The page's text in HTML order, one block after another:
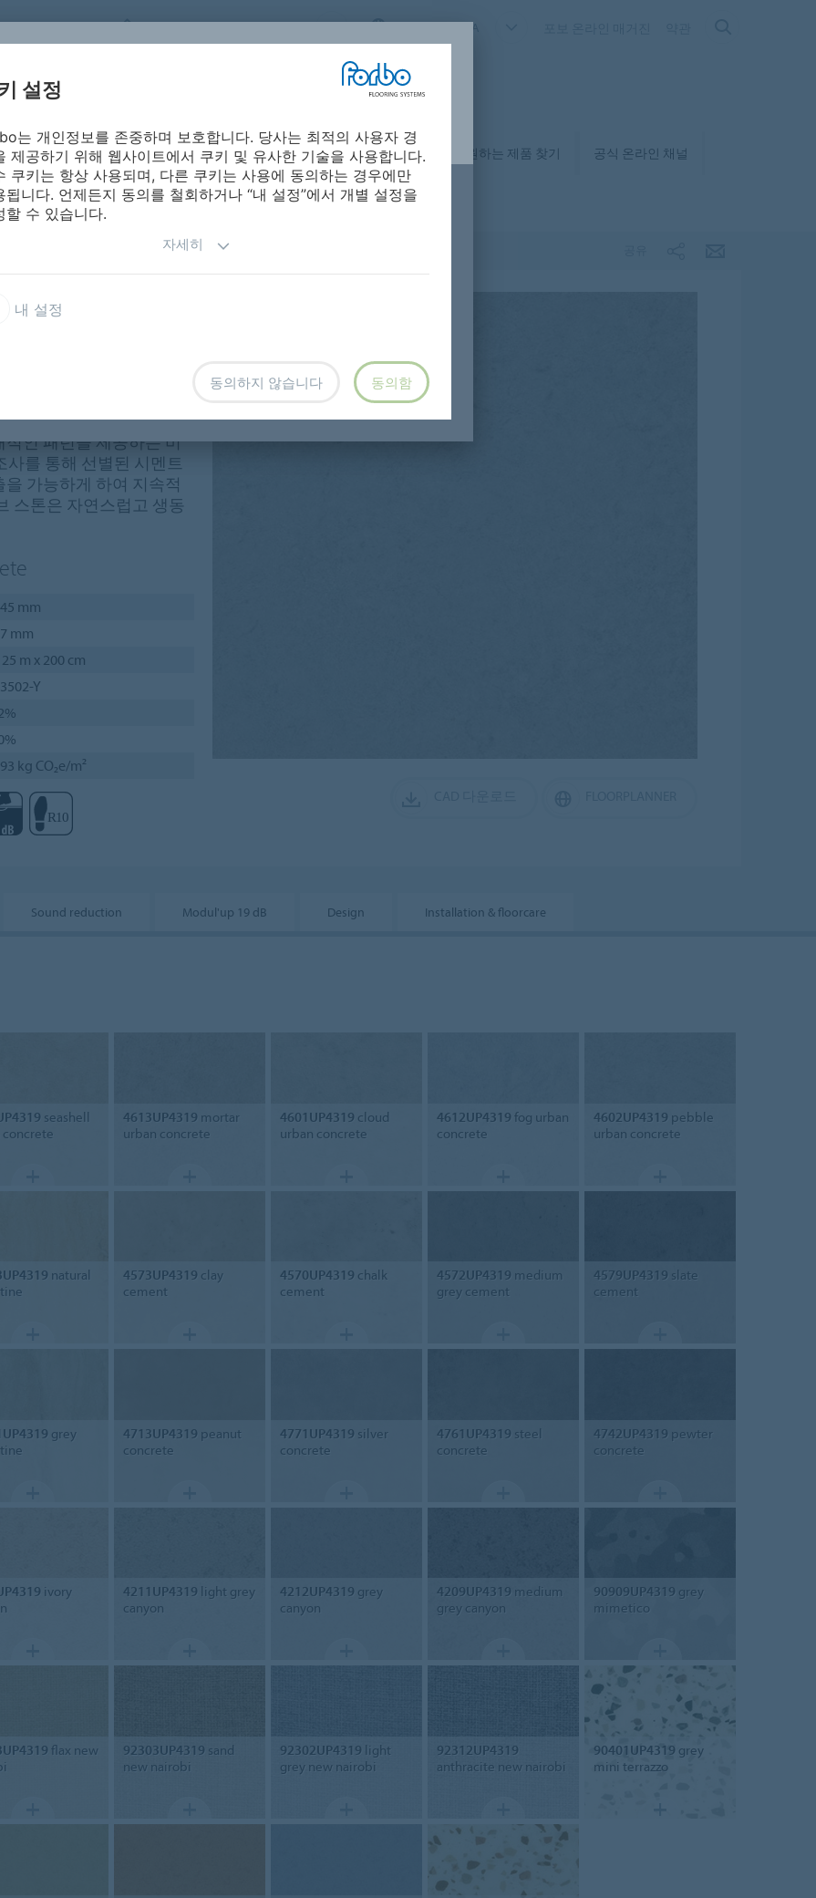
FORBO FLOORING SYSTEMS SOUTH KOREA
이션
시방서ㅣ제품 자
료
설치 및 유지보수
포보 온라인 매거
진
원하는 제품 찾기 공식 온라인 채널
lay vinyl 모듈업 19dB 머터리얼
얼
, 스톤, 텍스타일과 같은
인 패턴을 제공하는 비
사를 통해 선별된 시멘트
가능하게 하여 지속적
스톤은 자연스럽고 생동
mm
mm
m x 200 cm
Y
kg CO₂e/m²
Sound reduction Modul'up 19 dB Design Installation & floorcare
seashell
concrete
4613UP4319 mortar
urban concrete
4601UP4319 cloud
urban concrete
4612UP4319 fog urban
concrete
4602UP4319 pebble
urban concrete
natural
4573UP4319 clay
cement
4570UP4319 chalk
cement
4572UP4319 medium
grey cement
4579UP4319 slate
cement
grey
4713UP4319 peanut
concrete
4771UP4319 silver
concrete
4761UP4319 steel
concrete
4742UP4319 pewter
concrete
ivory
4211UP4319 light grey
canyon
4212UP4319 grey
canyon
4209UP4319 medium
grey canyon
90909UP4319 grey
mimetico
flax new
92303UP4319 sand
new nairobi
92302UP4319 light
grey new nairobi
92312UP4319
anthracite new nairobi
90401UP4319 grey
mini terrazzo
설정
는 개인정보를 존중하며 보호합니다. 당사는 최적의 사용자 경
제공하기 위해 웹사이트에서 쿠키 및 유사한 기술을 사용합니다.
쿠키는 항상 사용되며, 다른 쿠키는 사용에 동의하는 경우에만
됩니다. 언제든지 동의를 철회하거나 “내 설정”에서 개별 설정을
할 수 있습니다.
자세히
내 설정
동의하지 않습니다 동의함